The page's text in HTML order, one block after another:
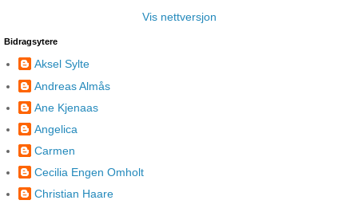
Vis nettversjon
Bidragsytere
Aksel Sylte
Andreas Almås
Ane Kjenaas
Angelica
Carmen
Cecilia Engen Omholt
Christian Haare